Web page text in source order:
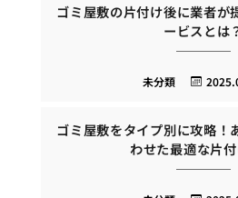
ゴミ屋敷の片付け後に業者が
ービスとは
未分類
ゴミ屋敷をタイプ別に攻略！
わせた最適な片